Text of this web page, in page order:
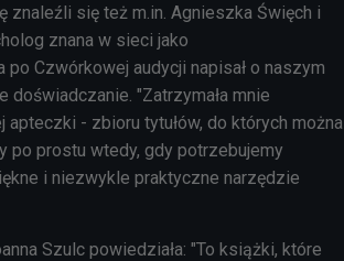
znaleźli się też m.in. Agnieszka Święch i
znana w sieci jako
Czwórkowej audycji napisał o naszym
doświadczanie. "Zatrzymała mnie
- zbioru tytułów, do których można
po prostu wtedy, gdy potrzebujemy
i niezwykle praktyczne narzędzie
Szulc powiedziała: "To książki, które